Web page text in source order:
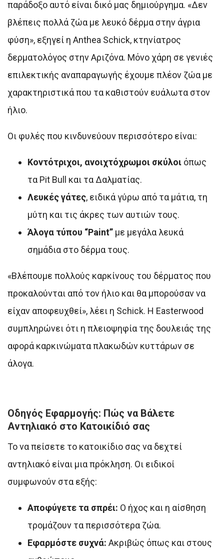
παράδοξο αυτό είναι δικό μας δημιούργημα. «Δεν
βλέπεις πολλά ζώα με λευκό δέρμα στην άγρια
φύση», εξηγεί η Anthea Schick, κτηνίατρος
δερματολόγος στην Αριζόνα. Μόνο χάρη σε γενιές
επιλεκτικής αναπαραγωγής έχουμε πλέον ζώα με
χαρακτηριστικά που τα καθιστούν ευάλωτα στον
ήλιο.
Οι φυλές που κινδυνεύουν περισσότερο είναι:
Κοντότριχοι, ανοιχτόχρωμοι σκύλοι όπως
τα Pit Bull και τα Δαλματίας.
Λευκές γάτες, ειδικά γύρω από τα μάτια, τη
μύτη και τις άκρες των αυτιών τους.
Άλογα τύπου “Paint” με μεγάλα λευκά
σημάδια στο δέρμα τους.
«Βλέπουμε πολλούς καρκίνους του δέρματος που
προκαλούνται από τον ήλιο και θα μπορούσαν να
είχαν αποφευχθεί», λέει η Schick. Η Easterwood
συμπληρώνει ότι η πλειοψηφία της δουλειάς της
αφορά καρκινώματα πλακωδών κυττάρων σε
άλογα.
Οδηγός Εφαρμογής: Πώς να Βάλετε
Αντηλιακό στο Κατοικίδιό σας
Το να πείσετε το κατοικίδιο σας να δεχτεί
αντηλιακό είναι μια πρόκληση. Οι ειδικοί
συμφωνούν στα εξής:
Αποφύγετε τα σπρέι: Ο ήχος και η αίσθηση
τρομάζουν τα περισσότερα ζώα.
Εφαρμόστε συχνά: Ακριβώς όπως και στους